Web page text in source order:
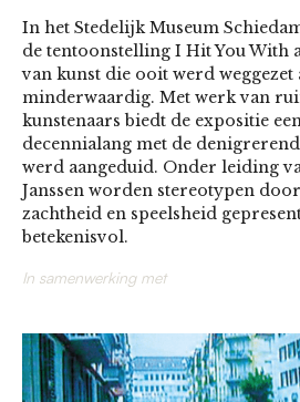
In het Stedelijk Museum
de tentoonstelling I Hit You With
van kunst die ooit werd
minderwaardig. Met werk van
kunstenaars biedt de expositie
decennialang met de
werd aangeduid. Onder leiding
Janssen worden stereotypen
zachtheid en speelsheid
betekenisvol.
In samenwerking met